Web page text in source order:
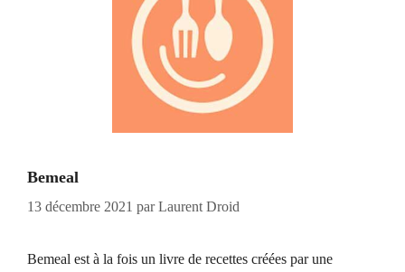
Bemeal
13 décembre 2021 parLaurent Droid
Bemeal est à la fois un livre de recettes créées par une